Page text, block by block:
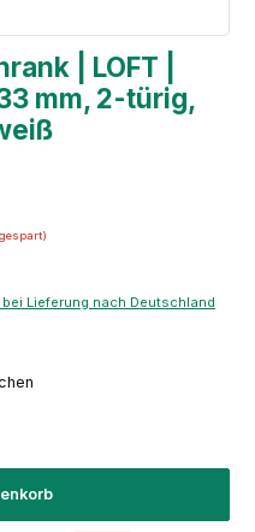
| LOFT |
mm, 2-türig,
Lieferung nach Deutschland